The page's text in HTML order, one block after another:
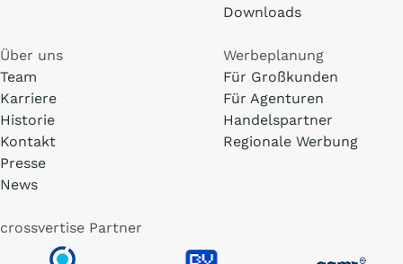
Downloads
Über uns
Team
Karriere
Historie
Kontakt
Presse
News
Werbeplanung
Für Großkunden
Für Agenturen
Handelspartner
Regionale Werbung
crossvertise Partner